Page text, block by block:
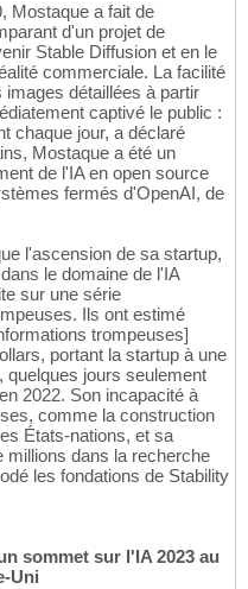
Mostaque a fait de
d'un projet de
Stable Diffusion et en le
commerciale. La facilité
images détaillées à partir
captivé le public :
chaque jour, a déclaré
Mostaque a été un
de l'IA en open source
fermés d'OpenAI, de
l'ascension de sa startup,
le domaine de l'IA
sur une série
Ils ont estimé
trompeuses]
portant la startup à une
quelques jours seulement
2022. Son incapacité à
comme la construction
États-nations, et sa
millions dans la recherche
les fondations de Stability
sommet sur l'IA 2023 au
Uni